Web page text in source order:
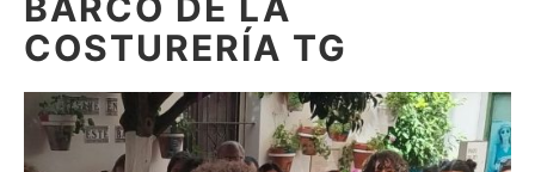
COSTURERÍA TG